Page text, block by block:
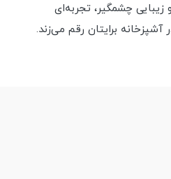
زیبایی چشمگیر، تجربه‌ای
برایتان رقم می‌زند.